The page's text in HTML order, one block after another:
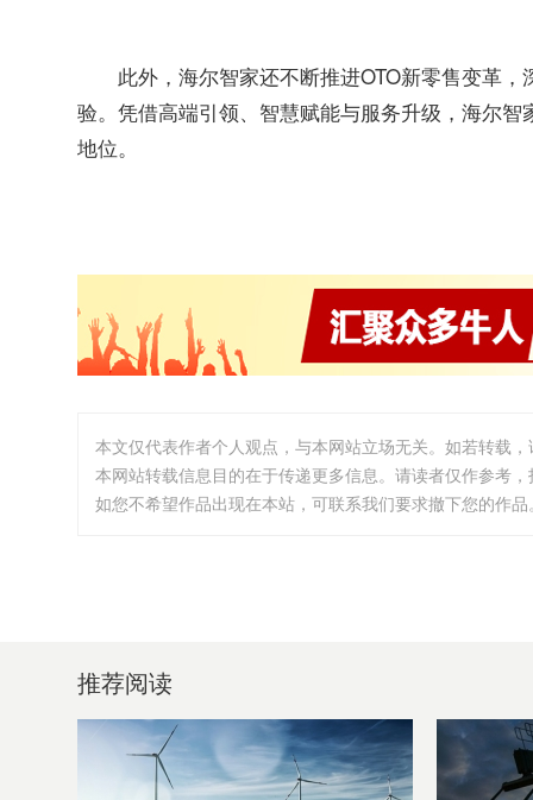
此外，海尔智家还不断推进OTO新零售变革
验。凭借高端引领、智慧赋能与服务升级，海尔
地位。
本文仅代表作者个人观点，与本网站立场无关。如若转载
本网站转载信息目的在于传递更多信息。请读者仅作参考
如您不希望作品出现在本站，可联系我们要求撤下您的作
推荐阅读